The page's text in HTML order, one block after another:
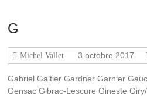
G
Michel Vallet 3 octobre 2017
Gabriel Galtier Gardner Garnier
Gensac Gibrac-Lescure Gineste